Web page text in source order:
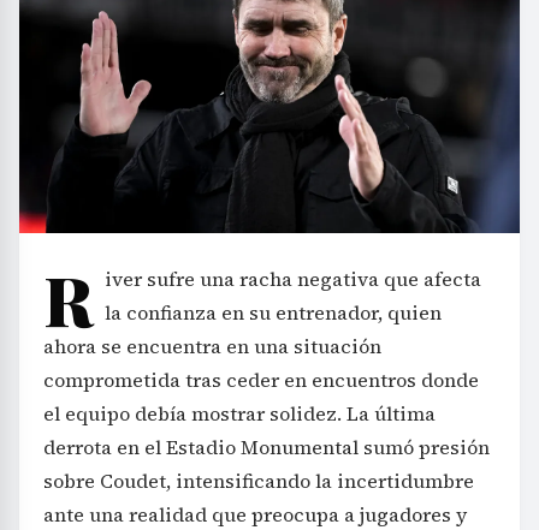
R iver sufre una racha negativa que afecta
la confianza en su entrenador, quien
ahora se encuentra en una situación
comprometida tras ceder en encuentros donde
el equipo debía mostrar solidez. La última
derrota en el Estadio Monumental sumó presión
sobre Coudet, intensificando la incertidumbre
ante una realidad que preocupa a jugadores y